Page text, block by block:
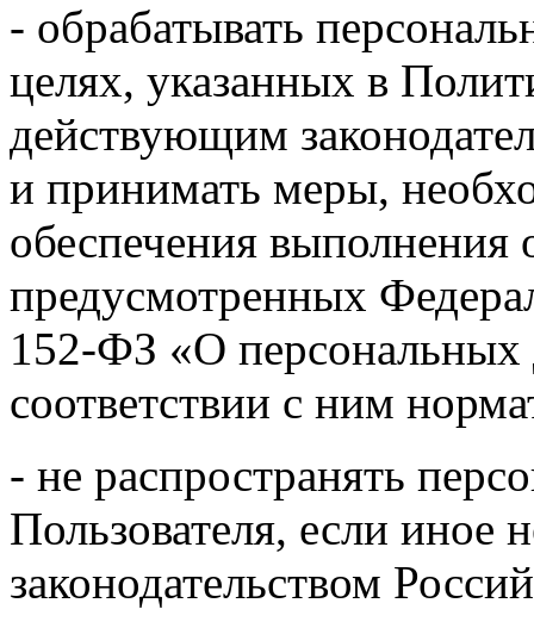
- обрабатывать
целях, указанных в
действующим
и принимать меры,
обеспечения выполнения
предусмотренных
152-ФЗ «О
соответствии с ним
- не распространять
Пользователя, если
законодательством